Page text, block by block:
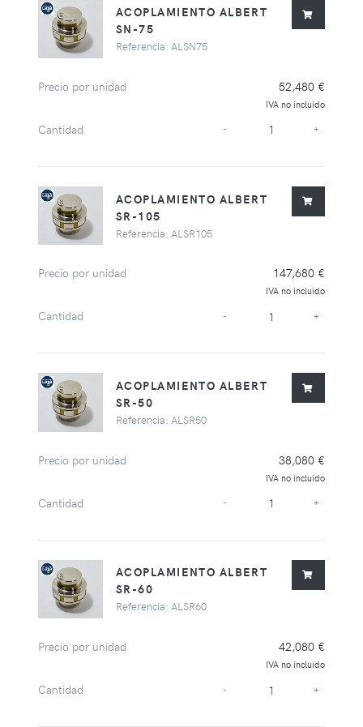
ACOPLAMIENTO ALBERT
SN-75
Referencia: ALSN75
Precio por unidad 52,480 €
IVA no incluido
Cantidad - +
ACOPLAMIENTO ALBERT
SR-105
Referencia: ALSR105
Precio por unidad 147,680 €
IVA no incluido
Cantidad - +
ACOPLAMIENTO ALBERT
SR-50
Referencia: ALSR50
Precio por unidad 38,080 €
IVA no incluido
Cantidad - +
ACOPLAMIENTO ALBERT
SR-60
Referencia: ALSR60
Precio por unidad 42,080 €
IVA no incluido
Cantidad - +